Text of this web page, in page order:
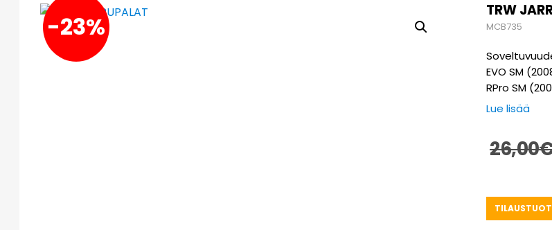
-23%
TRW
MCB735
EVO SM
RPro SM
Lue lisää
26,00